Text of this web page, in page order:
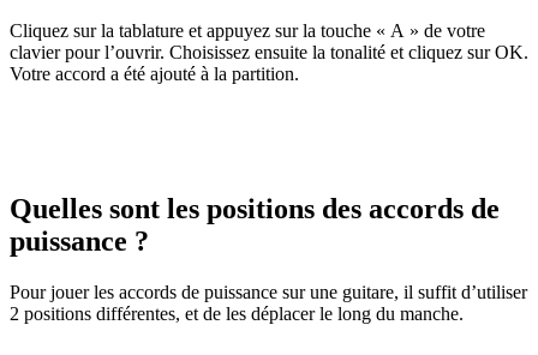
Cliquez sur la tablature et appuyez sur la touche « A » de votre
clavier pour l’ouvrir. Choisissez ensuite la tonalité et cliquez sur OK.
Votre accord a été ajouté à la partition.
Quelles sont les positions des accords de
puissance ?
Pour jouer les accords de puissance sur une guitare, il suffit d’utiliser
2 positions différentes, et de les déplacer le long du manche.